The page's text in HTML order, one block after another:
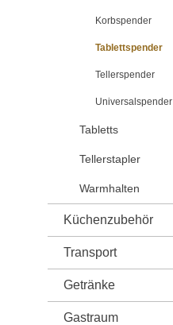
Korbspender
Tablettspender
Tellerspender
Universalspender
Tabletts
Tellerstapler
Warmhalten
Küchenzubehör
Transport
Getränke
Gastraum